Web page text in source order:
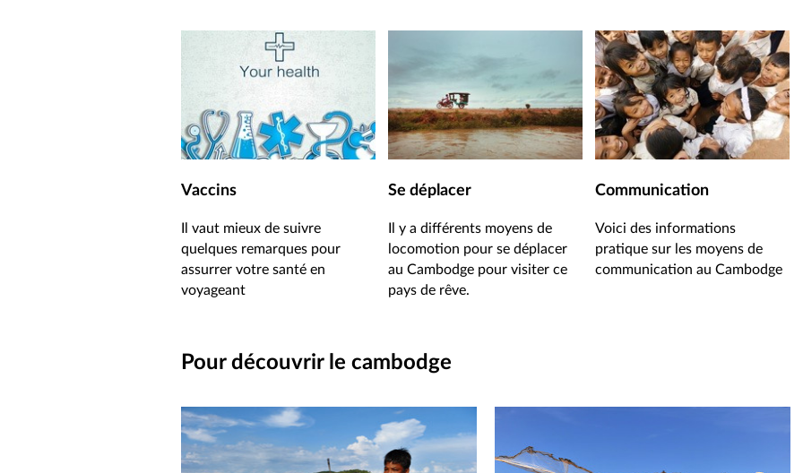
Vaccins
Il vaut mieux de suivre
quelques remarques pour
assurrer votre santé en
voyageant
Se déplacer
Il y a différents moyens de
locomotion pour se déplacer
au Cambodge pour visiter ce
pays de rêve.
Communication
Voici des informations
pratique sur les moyens de
communication au Cambodge
Pour découvrir le cambodge